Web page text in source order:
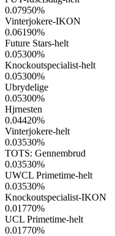
0.07950%
Vinterjokere-IKON
0.06190%
Future Stars-helt
0.05300%
Knockoutspecialist-helt
0.05300%
Ubrydelige
0.05300%
Hjrnesten
0.04420%
Vinterjokere-helt
0.03530%
TOTS: Gennembrud
0.03530%
UWCL Primetime-helt
0.03530%
Knockoutspecialist-IKON
0.01770%
UCL Primetime-helt
0.01770%